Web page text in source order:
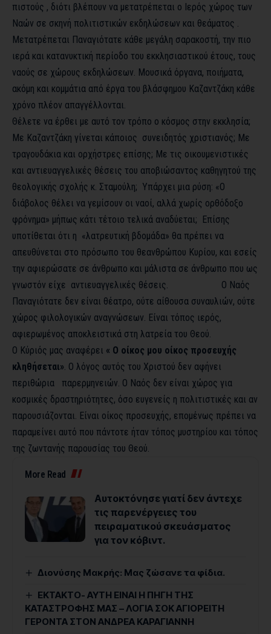
πιστούς , διότι βλέπουν να μετατρέπεται ο Ιερός χώρος των
Ναών σε σκηνή πολιτιστικών εκδηλώσεων και θεάματος .
Μετατρέπεται Παναγιότατε κάθε μεγάλη σαρακοστή, την πιο
ιερά και κατανυκτική περίοδο του εκκλησιαστικού έτους, τους
ναούς σε χώρους εκδηλώσεων. Μουσικά όργανα, ποιήματα,
ακόμη και κομμάτια από έργα του βλάσφημου Καζαντζάκη κάθε
χρόνο πλέον απαγγέλλονται.
Θέλετε να έρθει με αυτό τον τρόπο ο κόσμος στην εκκλησία;
Με Καζαντζάκη γίνεται κάποιος συνειδητός χριστιανός; Με
τραγουδάκια και ορχήστρες επίσης; Με τις οικουμενιστικές
και αντιευαγγελικές θέσεις του αποβιώσαντος καθηγητού της
θεολογικής σχολής κ. Σταμούλη; Υπάρχει μια ρύση: «Ο
διάβολος θέλει να γεμίσουν οι ναοί, αλλά χωρίς ορθόδοξο
φρόνημα» μήπως κάτι τέτοιο τελικά αναδύεται; Επίσης
υποτίθεται ότι η «λατρευτική βδομάδα» θα πρέπει να
απευθύνεται στο πρόσωπο του θεανθρώπου Κυρίου, και εσείς
την αφιερώσατε σε άνθρωπο και μάλιστα σε άνθρωπο που ως
γνωστόν είχε αντιευαγγελικές θέσεις. Ο Ναός
Παναγιότατε δεν είναι θέατρο, ούτε αίθουσα συναυλιών, ούτε
χώρος φιλολογικών αναγνώσεων. Είναι τόπος ιερός,
αφιερωμένος αποκλειστικά στη λατρεία του Θεού.
Ο Κύριός μας αναφέρει « Ο οίκος μου οίκος προσευχής
κληθήσεται» . Ο λόγος αυτός του Χριστού δεν αφήνει
περιθώρια παρερμηνειών. Ο Ναός δεν είναι χώρος για
κοσμικές δραστηριότητες, όσο ευγενείς η πολιτιστικές και αν
παρουσιάζονται. Είναι οίκος προσευχής, επομένως πρέπει να
παραμείνει αυτό που πάντοτε ήταν τόπος μυστηρίου και τόπος
της ζωντανής παρουσίας του Θεού.
More Read
Αυτοκτόνησε γιατί δεν άντεχε
τις παρενέργειες του
πειραματικού σκευάσματος
για τον κόβιντ.
Διονύσης Μακρής: Μας ζώσανε τα φίδια.
ΕΚΤΑΚΤΟ- ΑΥΤΗ ΕΙΝΑΙ Η ΠΗΓΗ ΤΗΣ
ΚΑΤΑΣΤΡΟΦΗΣ ΜΑΣ – ΛΟΓΙΑ ΣΟΚ ΑΓΙΟΡΕΙΤΗ
ΓΕΡΟΝΤΑ ΣΤΟΝ ΑΝΔΡΕΑ ΚΑΡΑΓΙΑΝΝΗ